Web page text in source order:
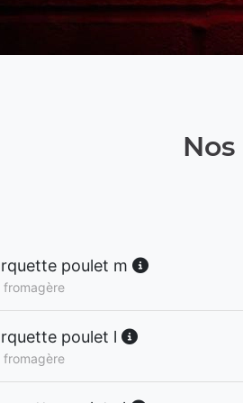
poulet m
fromagère
poulet l
fromagère